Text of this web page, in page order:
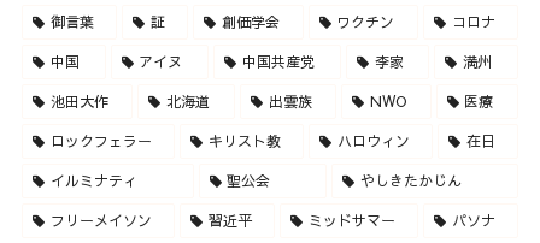
御言葉 証 創価学会 ワクチン コロナ
中国 アイヌ 中国共産党 李家 満州
池田大作 北海道 出雲族 NWO 医療
ロックフェラー キリスト教 ハロウィン 在日
イルミナティ 聖公会 やしきたかじん
フリーメイソン 習近平 ミッドサマー パソナ